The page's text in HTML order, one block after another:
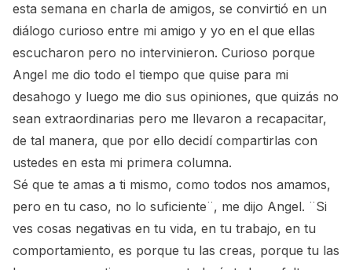
esta semana en charla de amigos, se convirtió en un
diálogo curioso entre mi amigo y yo en el que ellas
escucharon pero no intervinieron. Curioso porque
Angel me dio todo el tiempo que quise para mi
desahogo y luego me dio sus opiniones, que quizás no
sean extraordinarias pero me llevaron a recapacitar,
de tal manera, que por ello decidí compartirlas con
ustedes en esta mi primera columna.
Sé que te amas a ti mismo, como todos nos amamos,
pero en tu caso, no lo suficiente¨, me dijo Angel. ¨Si
ves cosas negativas en tu vida, en tu trabajo, en tu
comportamiento, es porque tu las creas, porque tu las